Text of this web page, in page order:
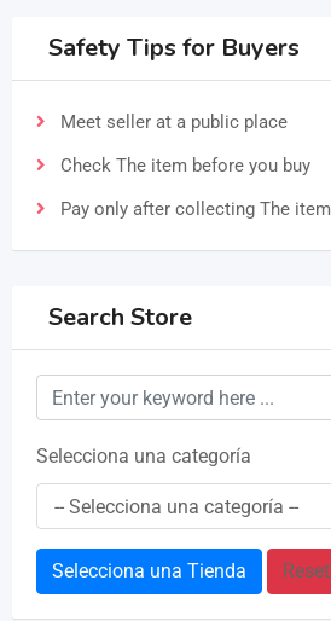
Safety Tips for Buyers
Meet seller at a public place
Check The item before you buy
Pay only after collecting The item
Search Store
Selecciona una categoría
Selecciona una Tienda Reset